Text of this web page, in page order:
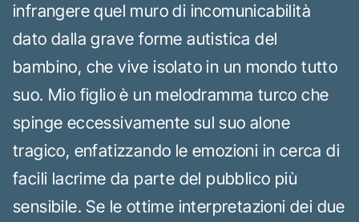
infrangere quel muro di incomunicabilità
dato dalla grave forme autistica del
bambino, che vive isolato in un mondo tutto
suo. Mio figlio è un melodramma turco che
spinge eccessivamente sul suo alone
tragico, enfatizzando le emozioni in cerca di
facili lacrime da parte del pubblico più
sensibile. Se le ottime interpretazioni dei due